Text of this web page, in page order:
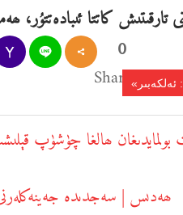
كاتتا ئىبادەتتۇر،
0
Sharesئەلكەبىر»
ھالغا چۈشۈپ
Next
ھەدىس | سەجدىدە